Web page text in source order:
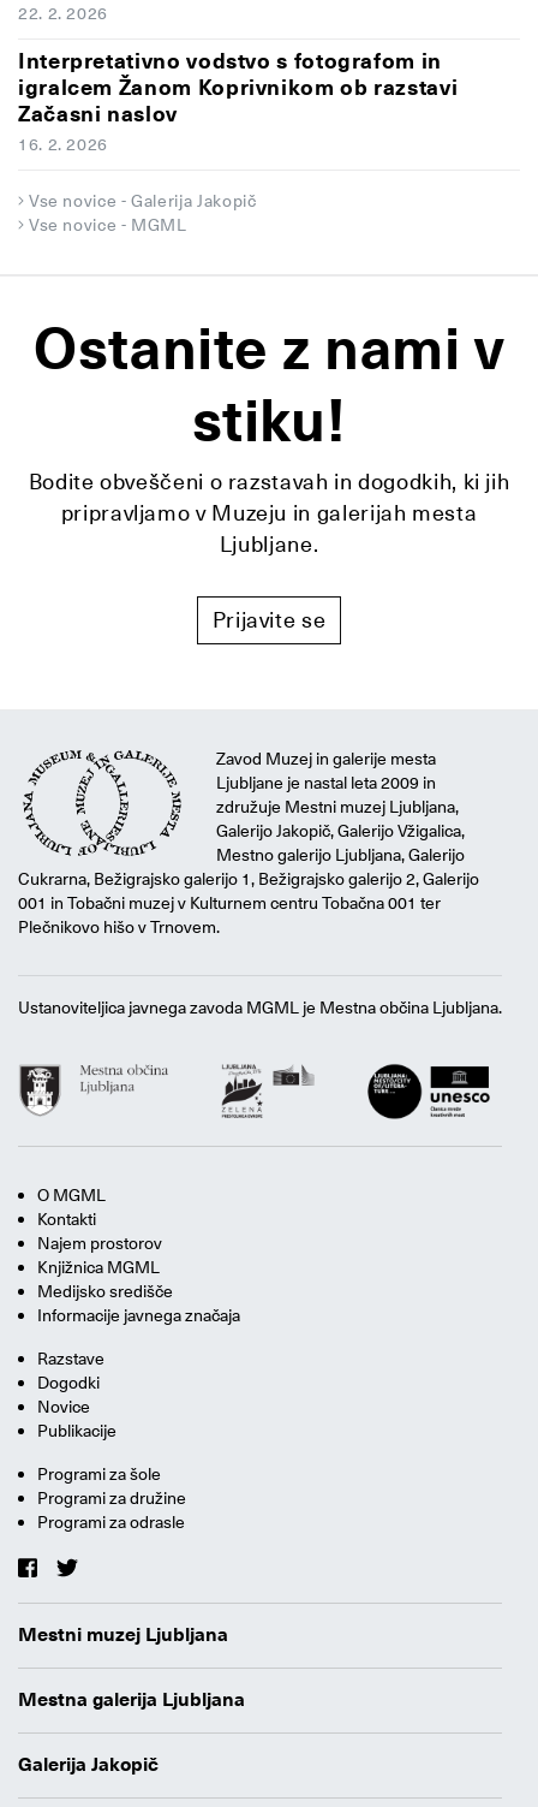
22. 2. 2026
Interpretativno vodstvo s fotografom in
igralcem Žanom Koprivnikom ob razstavi
Začasni naslov
16. 2. 2026
Vse novice - Galerija Jakopič
Vse novice - MGML
Ostanite z nami v
stiku!
Bodite obveščeni o razstavah in dogodkih, ki jih
pripravljamo v Muzeju in galerijah mesta
Ljubljane.
Prijavite se
Zavod Muzej in galerije mesta
Ljubljane je nastal leta 2009 in
združuje Mestni muzej Ljubljana,
Galerijo Jakopič, Galerijo Vžigalica,
Mestno galerijo Ljubljana, Galerijo
Cukrarna, Bežigrajsko galerijo 1, Bežigrajsko galerijo 2, Galerijo
001 in Tobačni muzej v Kulturnem centru Tobačna 001 ter
Plečnikovo hišo v Trnovem.
Ustanoviteljica javnega zavoda MGML je Mestna občina Ljubljana.
O MGML
Kontakti
Najem prostorov
Knjižnica MGML
Medijsko središče
Informacije javnega značaja
Razstave
Dogodki
Novice
Publikacije
Programi za šole
Programi za družine
Programi za odrasle
Mestni muzej Ljubljana
Mestna galerija Ljubljana
Galerija Jakopič